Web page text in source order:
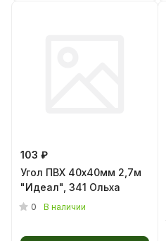
103 ₽
Угол ПВХ 40х40мм 2,7м
"Идеал", 341 Ольха
0 В наличии